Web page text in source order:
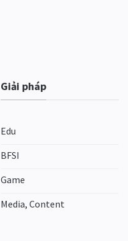
Giải pháp
Edu
BFSI
Game
Media, Content